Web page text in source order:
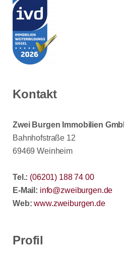
Kontakt
Zwei Burgen Immobilien
Bahnhofstraße 12
69469 Weinheim
Tel.: (06201) 188 74 00
E-Mail: info@zweiburgen.de
Web: www.zweiburgen.de
Profil